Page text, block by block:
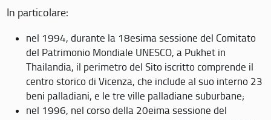
In particolare:
nel 1994, durante la 18esima sessione del Comitato
del Patrimonio Mondiale UNESCO, a Pukhet in
Thailandia, il perimetro del Sito iscritto comprende il
centro storico di Vicenza, che include al suo interno 23
beni palladiani, e le tre ville palladiane suburbane;
nel 1996, nel corso della 20eima sessione del